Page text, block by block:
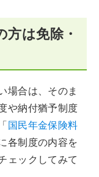
は免除・
場合は、そのま
や納付猶予制度
国民年金保険料
各制度の内容を
ェックしてみて